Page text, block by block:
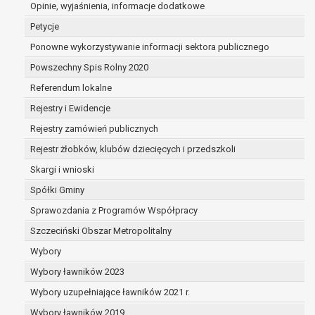
Opinie, wyjaśnienia, informacje dodatkowe
Petycje
Ponowne wykorzystywanie informacji sektora publicznego
Powszechny Spis Rolny 2020
Referendum lokalne
Rejestry i Ewidencje
Rejestry zamówień publicznych
Rejestr żłobków, klubów dziecięcych i przedszkoli
Skargi i wnioski
Spółki Gminy
Sprawozdania z Programów Współpracy
Szczeciński Obszar Metropolitalny
Wybory
Wybory ławników 2023
Wybory uzupełniające ławników 2021 r.
Wybory ławników 2019
dane są nieprawidłowe lub
prawo do żądania usunięcia danych
osobowych (tzw. prawo do bycia
zapomnianym) na podstawie art. 17 RODO,
w przypadku gdy:
dane nie są już niezbędne do celów,
dla których były zebrane lub w inny
sposób przetwarzane,
osoba, której dane dotyczą, wniosła
sprzeciw wobec przetwarzania
danych osobowych,
zgodę na przetwarzanie danych
osobowych, która jest podstawą
przetwarzania danych i nie ma innej
danych,
dane osobowe przetwarzane są
niezgodnie z prawem,